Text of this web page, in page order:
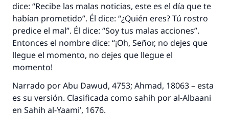
dice: “Recibe las malas noticias, este es el día que te
habían prometido”. Él dice: “¿Quién eres? Tú rostro
predice el mal”. Él dice: “Soy tus malas acciones”.
Entonces el nombre dice: “¡Oh, Señor, no dejes que
llegue el momento, no dejes que llegue el
momento!
Narrado por Abu Dawud, 4753; Ahmad, 18063 – esta
es su versión. Clasificada como sahih por al-Albaani
en Sahih al-Yaami’, 1676.